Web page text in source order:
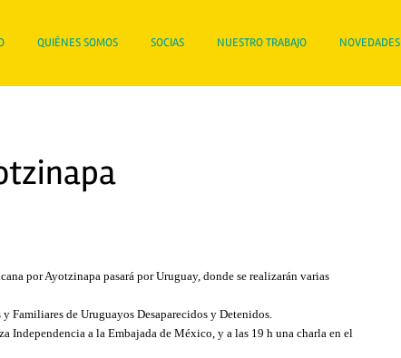
QUIÉNES SOMOS SOCIAS NUESTRO TRABAJO NOVEDADES
por Ayotzinapa pasará por Uruguay, donde se realizarán varias
Familiares de Uruguayos Desaparecidos y Detenidos.
Independencia a la Embajada de México, y a las 19 h una charla en el